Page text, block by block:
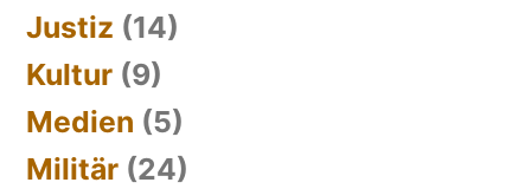
Justiz (14)
Kultur (9)
Medien (5)
Militär (24)